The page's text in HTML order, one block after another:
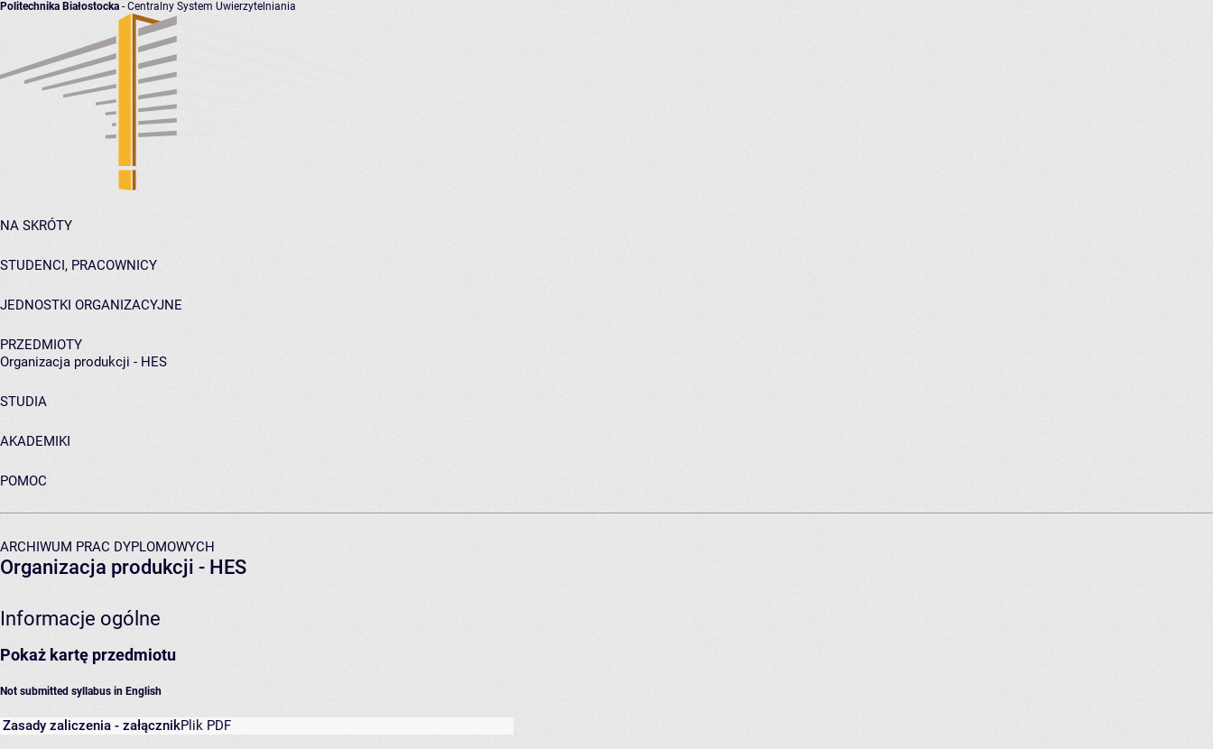
Politechnika Białostocka - Centralny System Uwierzytelniania
NA SKRÓTY
STUDENCI, PRACOWNICY
JEDNOSTKI ORGANIZACYJNE
PRZEDMIOTY
Organizacja produkcji - HES
STUDIA
AKADEMIKI
POMOC
ARCHIWUM PRAC DYPLOMOWYCH
Organizacja produkcji - HES
Informacje ogólne
Pokaż kartę przedmiotu
Not submitted syllabus in English
Zasady zaliczenia - załącznikPlik PDF